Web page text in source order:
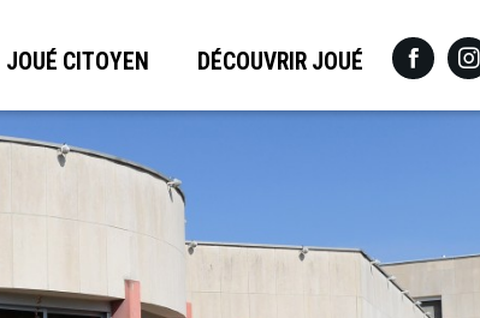
JOUÉ CITOYEN DÉCOUVRIR JOUÉ